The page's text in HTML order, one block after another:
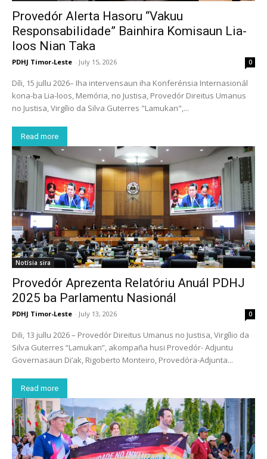
Provedór Alerta Hasoru “Vakuu
Responsabilidade” Bainhira Komisaun Lia-
loos Nian Taka
PDHJ Timor-Leste - July 15, 2026 0
Díli, 15 jullu 2026– Iha intervensaun iha Konferénsia Internasionál
kona-ba Lia-loos, Memória, no Justisa, Provedór Direitus Umanus
no Justisa, Virgílio da Silva Guterres "Lamukan",...
Read more
Notísia sira
Provedór Aprezenta Relatóriu Anuál PDHJ
2025 ba Parlamentu Nasionál
PDHJ Timor-Leste - July 13, 2026 0
Dili, 13 jullu 2026 – Provedór Direitus Umanus no Justisa, Virgílio da
Silva Guterres “Lamukan”, akompaña husi Provedór- Adjuntu
Governasaun Di’ak, Rigoberto Monteiro, Provedóra-Adjunta...
Read more